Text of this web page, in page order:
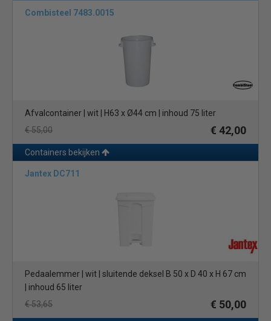
Combisteel 7483.0015
Afvalcontainer | wit | H63 x Ø44 cm | inhoud 75 liter
€ 55,00
€ 42,00
Containers bekijken
Jantex DC711
Pedaalemmer | wit | sluitende deksel B 50 x D 40 x H 67 cm
| inhoud 65 liter
€ 53,65
€ 50,00